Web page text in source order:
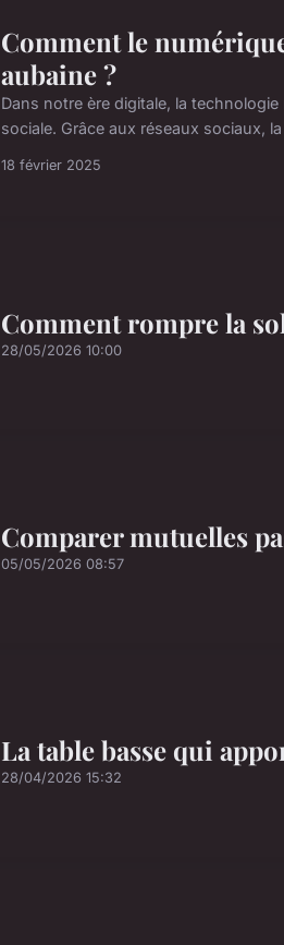
Comment le
aubaine ?
Dans notre ère digitale, la
sociale. Grâce aux réseaux sociaux,
18 février 2025
Comment rompre la
28/05/2026 10:00
Comparer mutuelles
05/05/2026 08:57
La table basse qui
28/04/2026 15:32